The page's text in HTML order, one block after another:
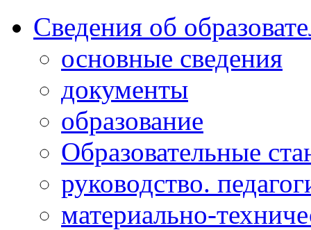
Сведения об
основные сведения
документы
образование
Образовательные
руководство.
материально-